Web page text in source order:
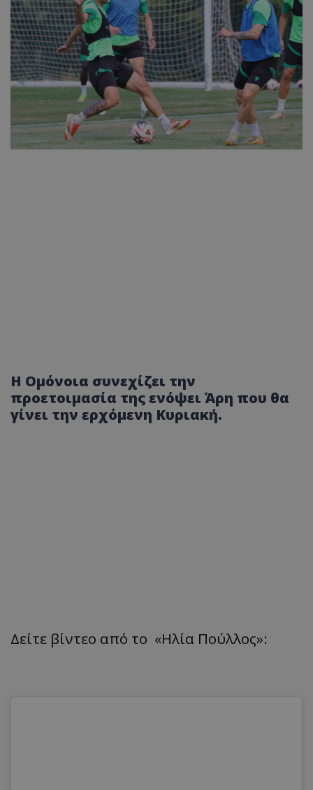
Η Ομόνοια συνεχίζει την
προετοιμασία της ενόψει Άρη που θα
γίνει την ερχόμενη Κυριακή.
Δείτε βίντεο από το «Ηλία Πούλλος»: